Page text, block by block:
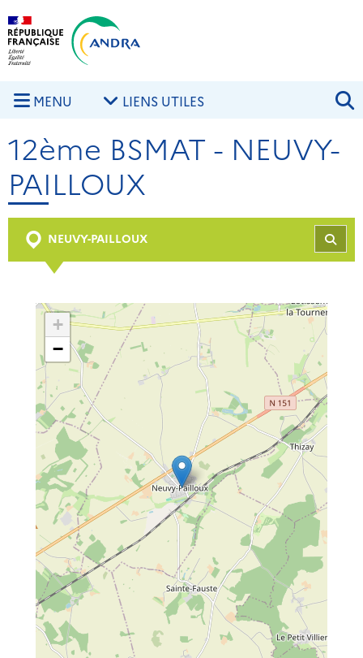
Aller au contenu principal
MENU LIENS UTILES
12ème BSMAT - NEUVY-
PAILLOUX
NEUVY-PAILLOUX
+
−